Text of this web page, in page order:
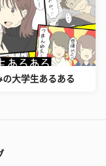
の大学生あるある